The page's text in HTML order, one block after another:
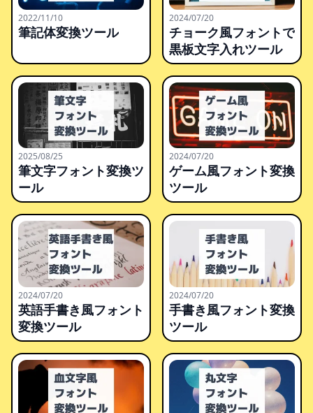
2022/11/10
筆記体変換ツール
2024/07/20
チョーク風フォントで
黒板文字入れツール
2025/08/25
筆文字フォント変換ツ
ール
2024/07/20
ゲーム風フォント変換
ツール
2024/07/20
英語手書き風フォント
変換ツール
2024/07/20
手書き風フォント変換
ツール